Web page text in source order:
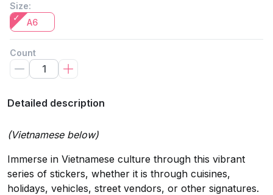
Size:
A6
Count
Detailed description
(Vietnamese below)
Immerse in Vietnamese culture through this vibrant
series of stickers, whether it is through cuisines,
holidays, vehicles, street vendors, or other signatures.